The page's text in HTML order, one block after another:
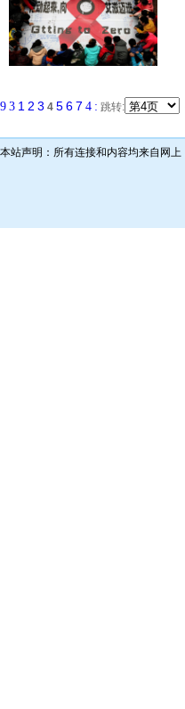
9 3 1 2 3 4 567 4 : 跳转:
本站声明：所有连接和内容均来自网